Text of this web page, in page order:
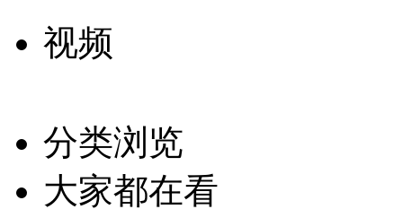
视频
分类浏览
大家都在看